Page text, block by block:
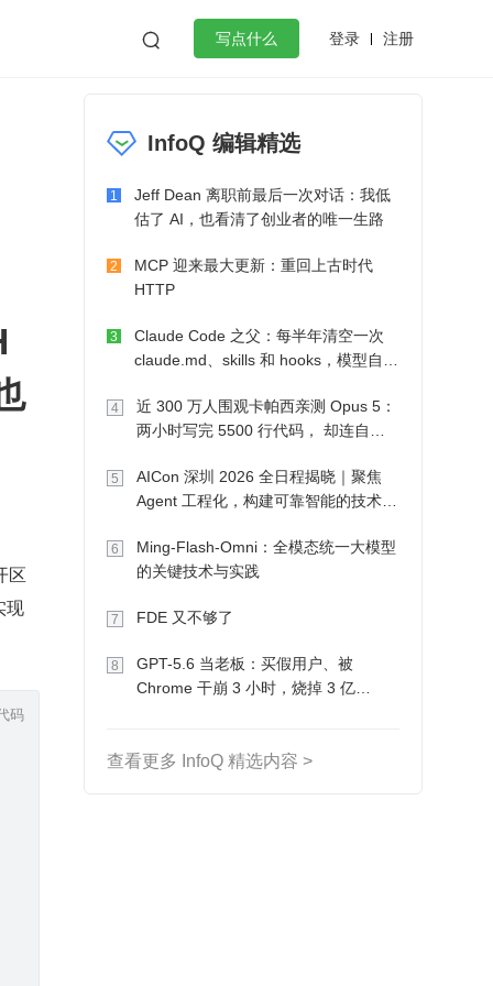
 写点什么 登录 注册
微服务架构 flutter
区
现
码
InfoQ 编辑精选
1
Jeff Dean 离职前最后一次对话：我低
估了 AI，也看清了创业者的唯一生路
2
MCP 迎来最大更新：重回上古时代
HTTP
3
Claude Code 之父：每半年清空一次
claude.md、skills 和 hooks，模型自己
4
近 300 万人围观卡帕西亲测 Opus 5：
两小时写完 5500 行代码， 却连自己
5
AICon 深圳 2026 全日程揭晓｜聚焦
Agent 工程化，构建可靠智能的技术路
6
Ming-Flash-Omni：全模态统一大模型
的关键技术与实践
7 FDE 又不够了
8
GPT-5.6 当老板：买假用户、被
Chrome 干崩 3 小时，烧掉 3 亿
查看更多 InfoQ 精选内容 >